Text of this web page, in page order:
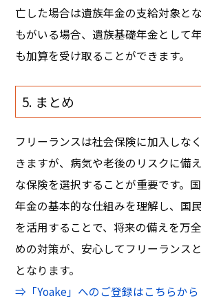
亡した場合は遺族年金の支給対象と
もがいる場合、遺族基礎年金として
も加算を受け取ることができます。
5. まとめ
フリーランスは社会保険に加入しな
きますが、病気や老後のリスクに備
な保険を選択することが重要です。
年金の基本的な仕組みを理解し、国
を活用することで、将来の備えを万
めの対策が、安心してフリーランス
となります。
⇒ 「Yoake」へのご登録はこちらから